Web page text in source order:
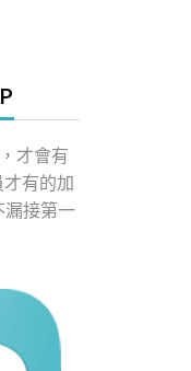
才會有
有的加
漏接第一